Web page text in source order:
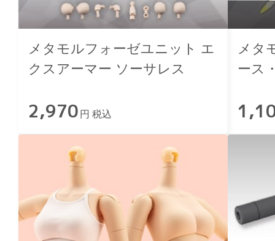
メタモルフォーゼユニット エ
クスアーマー ソーサレス
2,970 円 税込
メタ
ース